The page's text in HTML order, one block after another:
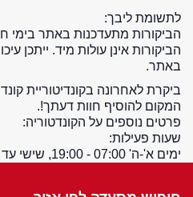
לתשומת ליבך:
הביקורות מתעדכנות באתר בימי חול בין
הביקורות אינן עולות מיד. ייתכן
באתר.
ביקרת לאחרונה בקונדיטוריית
המקום להוסיף חוות דעתך!.
פרטים נוספים על הקונדטוריה:
שעות פעילות:
ימים א'-ה' 07:00 - 19:00, שישי עד 14:30